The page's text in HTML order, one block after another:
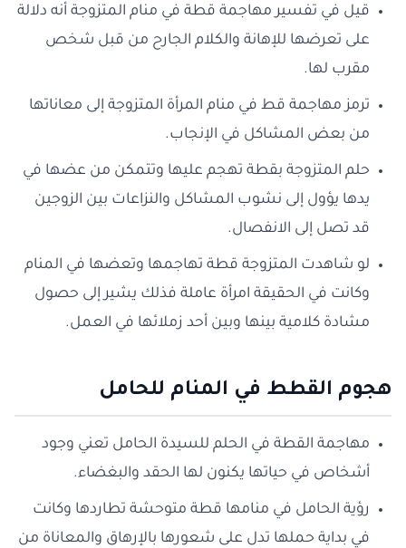
قيل في تفسير مهاجمة قطة في منام المتزوجة أنه دلالة
على تعرضها للإهانة والكلام الجارح من قبل شخص
مقرب لها.
ترمز مهاجمة قط في منام المرأة المتزوجة إلى معاناتها
من بعض المشاكل في الإنجاب.
حلم المتزوجة بقطة تهجم عليها وتتمكن من عضها في
يدها يؤول إلى نشوب المشاكل والنزاعات بين الزوجين
قد تصل إلى الانفصال.
لو شاهدت المتزوجة قطة تهاجمها وتعضها في المنام
وكانت في الحقيقة امرأة عاملة فذلك يشير إلى حصول
مشادة كلامية بينها وبين أحد زملائها في العمل.
هجوم القطط في المنام للحامل
مهاجمة القطة في الحلم للسيدة الحامل تعني وجود
أشخاص في حياتها يكنون لها الحقد والبغضاء.
رؤية الحامل في منامها قطة متوحشة تطاردها وكانت
في بداية حملها تدل على شعورها بالإرهاق والمعاناة من